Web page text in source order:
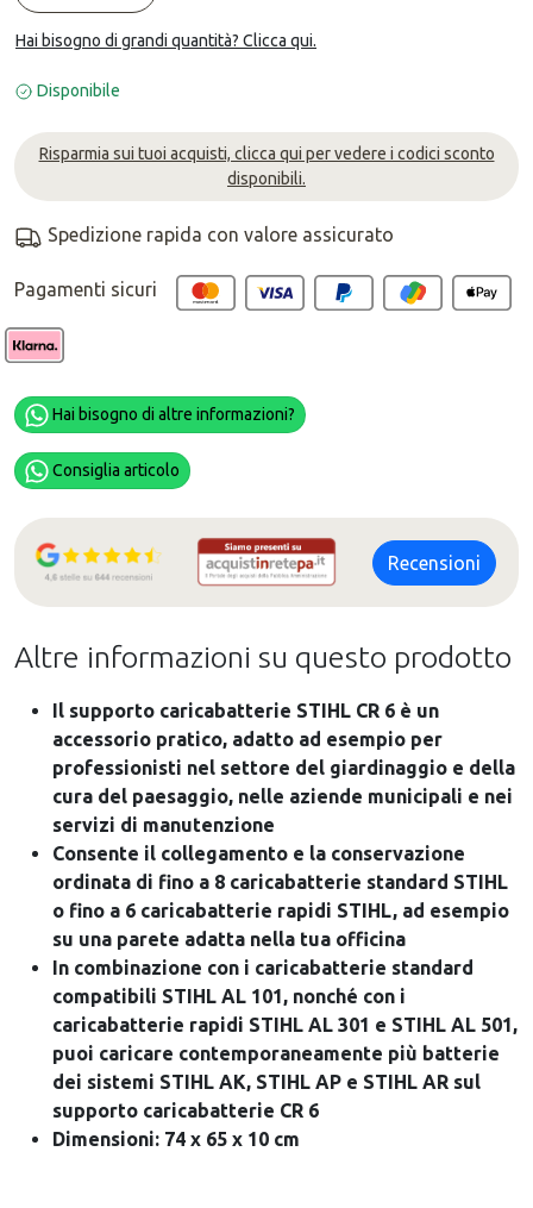
Hai bisogno di grandi quantità? Clicca qui.
Disponibile
Risparmia sui tuoi acquisti, clicca qui per vedere i codici sconto
disponibili.
Spedizione rapida con valore assicurato
Pagamenti sicuri
Hai bisogno di altre informazioni?
Consiglia articolo
Recensioni
Altre informazioni su questo prodotto
Il supporto caricabatterie STIHL CR 6 è un
accessorio pratico, adatto ad esempio per
professionisti nel settore del giardinaggio e della
cura del paesaggio, nelle aziende municipali e nei
servizi di manutenzione
Consente il collegamento e la conservazione
ordinata di fino a 8 caricabatterie standard STIHL
o fino a 6 caricabatterie rapidi STIHL, ad esempio
su una parete adatta nella tua officina
In combinazione con i caricabatterie standard
compatibili STIHL AL 101, nonché con i
caricabatterie rapidi STIHL AL 301 e STIHL AL 501,
puoi caricare contemporaneamente più batterie
dei sistemi STIHL AK, STIHL AP e STIHL AR sul
supporto caricabatterie CR 6
Dimensioni: 74 x 65 x 10 cm